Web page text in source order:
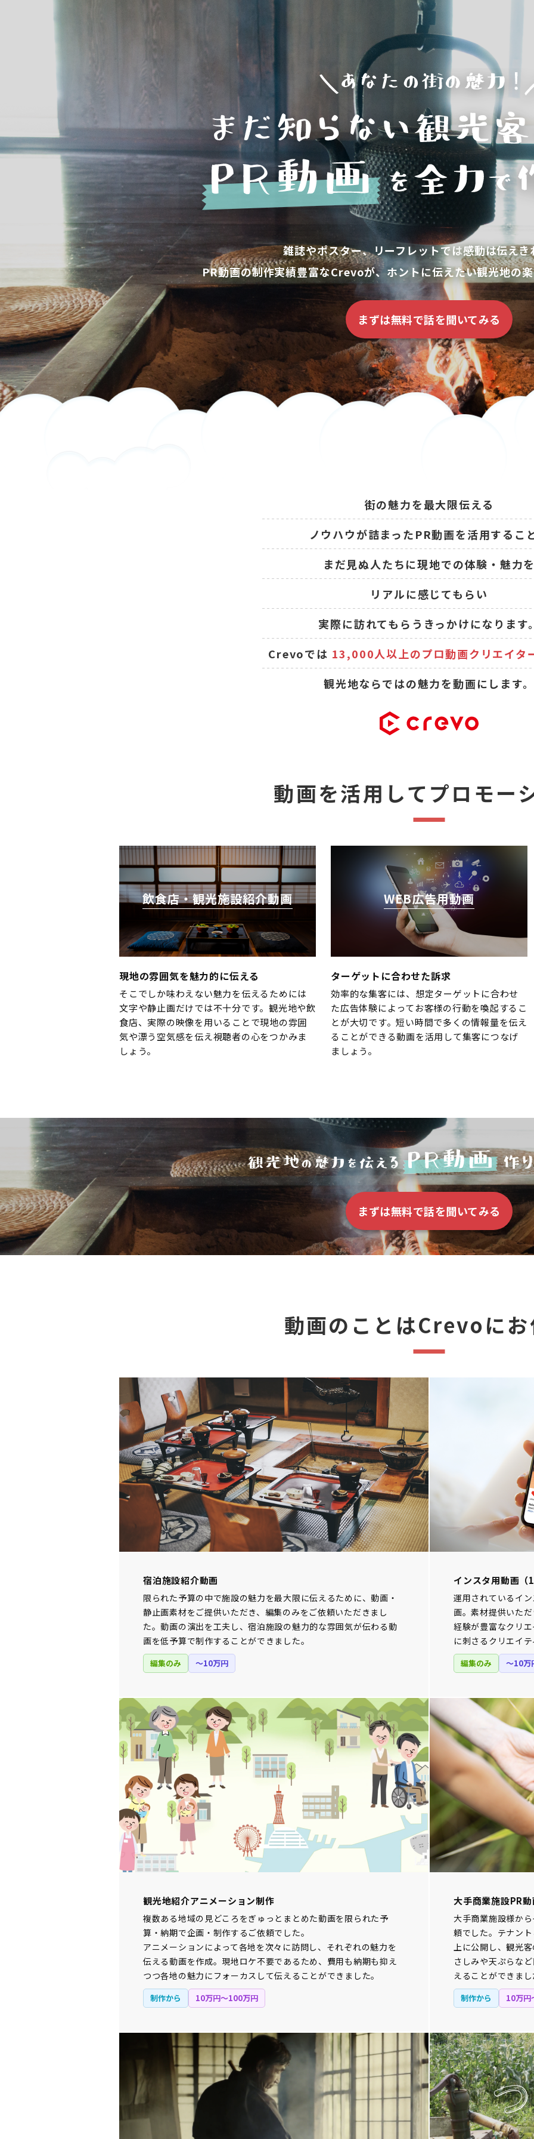
雑誌やポスター、リーフレットでは感動は伝え
PR動画の制作実績豊富なCrevoが、ホントに伝えたい観光地の
まずは無料で話を聞いてみる
街の魅力を最大限伝える
ノウハウが詰まったPR動画を活用するこ
まだ見ぬ人たちに現地での体験・魅力
リアルに感じてもらい
実際に訪れてもらうきっかけになります
Crevoでは 13,000人以上のプロ動画クリエイタ
観光地ならではの魅力を動画にします。
動画を活用してプロモー
飲食店・観光施設紹介動画
現地の雰囲気を魅力的に伝える
そこでしか味わえない魅力を伝えるためには
文字や静止画だけでは不十分です。観光地や飲
食店、実際の映像を用いることで現地の雰囲
気や漂う空気感を伝え視聴者の心をつかみま
しょう。
WEB広告用動画
ターゲットに合わせた訴求
効率的な集客には、想定ターゲットに合わせ
た広告体験によってお客様の行動を喚起するこ
とが大切です。短い時間で多くの情報量を伝え
ることができる動画を活用して集客につなげ
ましょう。
まずは無料で話を聞いてみる
動画のことはCrevoに
宿泊施設紹介動画
限られた予算の中で施設の魅力を最大限に伝えるために、動画・
静止画素材をご提供いただき、編集のみをご依頼いただきまし
た。動画の演出を工夫し、宿泊施設の魅力的な雰囲気が伝わる動
画を低予算で制作することができました。
編集のみ 〜10万円
インスタ用動画
運用されているイ
画。素材提供いた
経験が豊富なクリ
に刺さるクリエイ
編集のみ 〜10万
観光地紹介アニメーション制作
複数ある地域の見どころをぎゅっとまとめた動画を限られた予
算・納期で企画・制作するご依頼でした。
アニメーションによって各地を次々に訪問し、それぞれの魅力を
伝える動画を作成。現地ロケ不要であるため、費用も納期も抑え
つつ各地の魅力にフォーカスして伝えることができました。
制作から 10万円〜100万円
大手商業施設PR
大手商業施設様か
頼でした。テナン
上に公開し、観光
さしみや天ぷらな
えることができま
制作から 10万円